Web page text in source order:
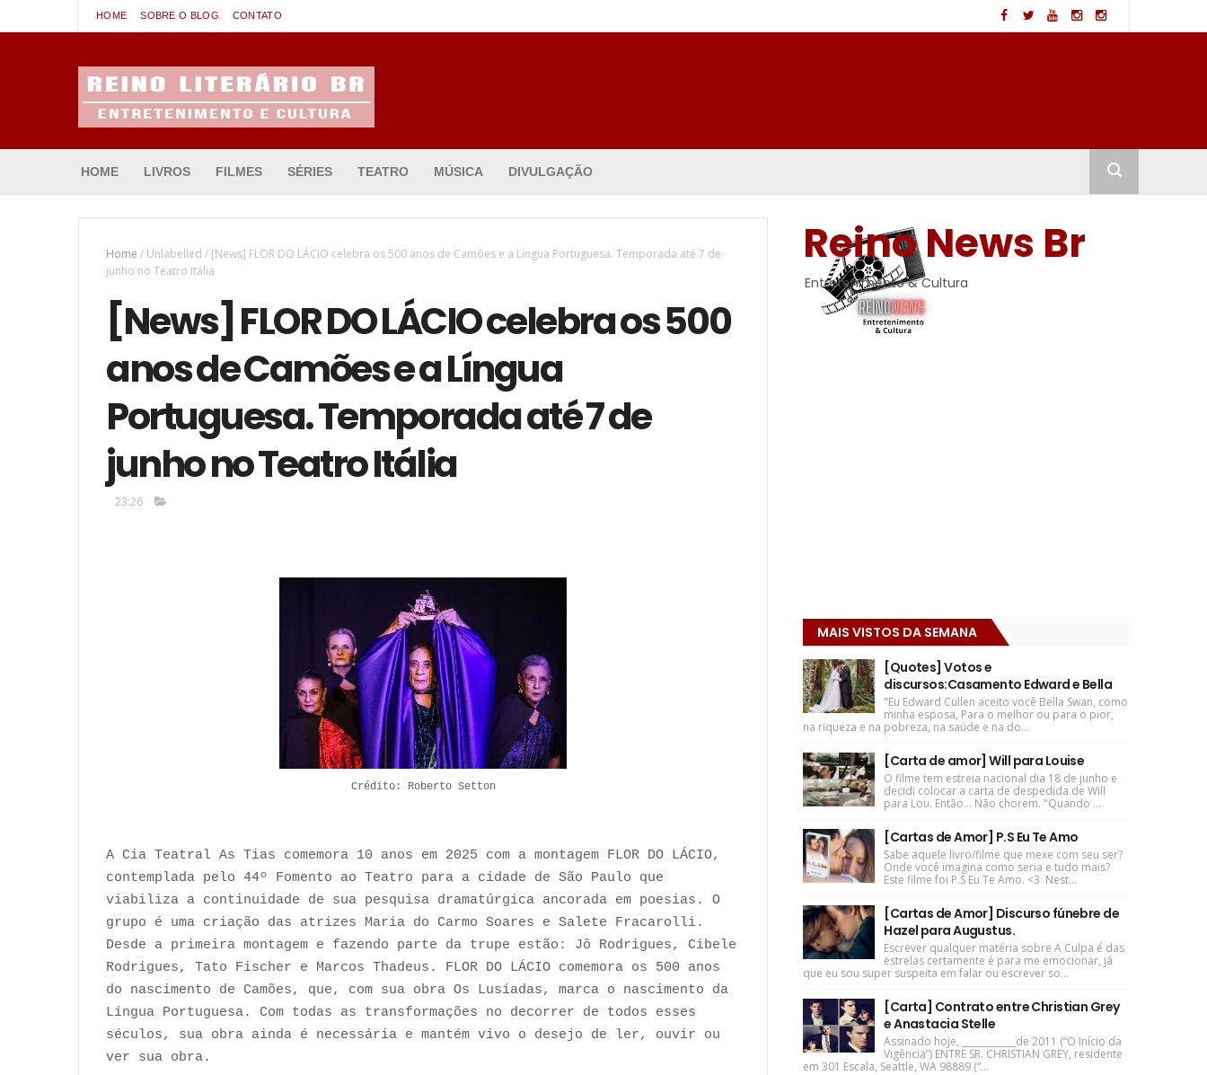
HOME SOBRE O BLOG CONTATO
HOME LIVROS FILMES SÉRIES TEATRO MÚSICA DIVULGAÇÃO
Home / Unlabelled / [News] FLOR DO LÁCIO celebra os 500 anos de Camões e a Língua Portuguesa. Temporada até 7 de
junho no Teatro Itália
[News] FLOR DO LÁCIO celebra os 500
anos de Camões e a Língua
Portuguesa. Temporada até 7 de
junho no Teatro Itália
23:26
Crédito: Roberto Setton
A Cia Teatral As Tias comemora 10 anos em 2025 com a montagem FLOR DO LÁCIO,
contemplada pelo 44º Fomento ao Teatro para a cidade de São Paulo que
viabiliza a continuidade de sua pesquisa dramatúrgica ancorada em poesias. O
grupo é uma criação das atrizes Maria do Carmo Soares e Salete Fracarolli.
Desde a primeira montagem e fazendo parte da trupe estão: Jô Rodrigues, Cibele
Rodrigues, Tato Fischer e Marcos Thadeus. FLOR DO LÁCIO comemora os 500 anos
do nascimento de Camões, que, com sua obra Os Lusíadas, marca o nascimento da
Língua Portuguesa. Com todas as transformações no decorrer de todos esses
séculos, sua obra ainda é necessária e mantém vivo o desejo de ler, ouvir ou
ver sua obra.
Reino News Br
Entretenimento & Cultura
MAIS VISTOS DA SEMANA
[Quotes] Votos e
discursos:Casamento Edward e Bella
"Eu Edward Cullen aceito você Bella Swan, como
minha esposa, Para o melhor ou para o pior,
na riqueza e na pobreza, na saúde e na do...
[Carta de amor] Will para Louise
O filme tem estreia nacional dia 18 de junho e
decidi colocar a carta de despedida de Will
para Lou. Então... Não chorem. "Quando ...
[Cartas de Amor] P.S Eu Te Amo
Sabe aquele livro/filme que mexe com seu ser?
Onde você imagina como seria e tudo mais?
Este filme foi P.S Eu Te Amo. <3 Nest...
[Cartas de Amor] Discurso fúnebre de
Hazel para Augustus.
Escrever qualquer matéria sobre A Culpa é das
estrelas certamente é para me emocionar, já
que eu sou super suspeita em falar ou escrever so...
[Carta] Contrato entre Christian Grey
e Anastacia Stelle
Assinado hoje, ____________de 2011 (“O Início da
Vigência”) ENTRE SR. CHRISTIAN GREY, residente
em 301 Escala, Seattle, WA 98889 (“...